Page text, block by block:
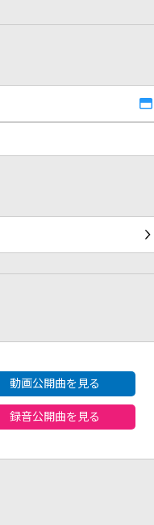
動画公開曲を見る
録音公開曲を見る